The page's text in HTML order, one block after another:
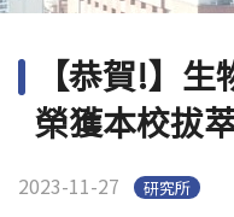
招生資訊
【恭賀!】
榮獲本校拔
2023-11-27 研究所